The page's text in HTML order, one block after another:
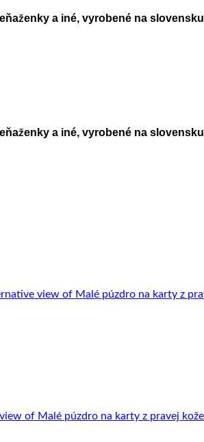
a iné, vyrobené na slovensku
a iné, vyrobené na slovensku